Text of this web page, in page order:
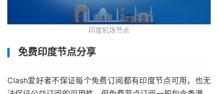
印度机场节点
免费印度节点分享
Clash爱好者不保证每个免费订阅都有印度节点可用，也无